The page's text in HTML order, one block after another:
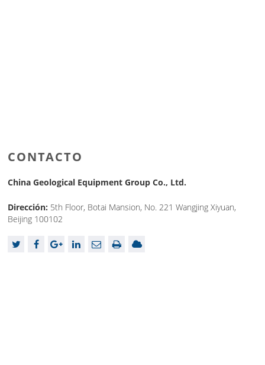
CONTACTO
China Geological Equipment Group Co., Ltd.
Dirección: 5th Floor, Botai Mansion, No. 221 Wangjing Xiyuan,
Beijing 100102